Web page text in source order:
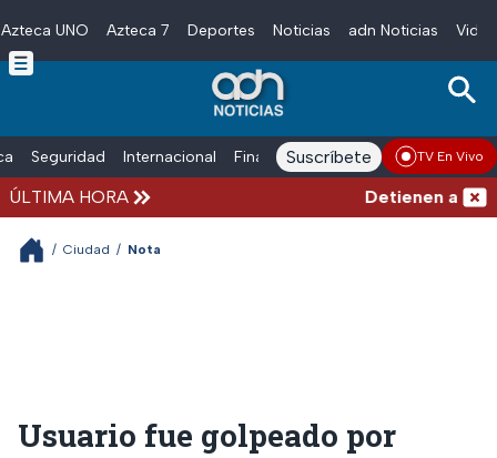
Skip to main content
Azteca UNO Azteca 7 Deportes Noticias adn Noticias
Seguridad Internacional Finanzas adn Noticias Radio
Suscríbete TV En Vivo
ÚLTIMA HORA Detienen al
/ Ciudad / Nota
Usuario fue golpeado por